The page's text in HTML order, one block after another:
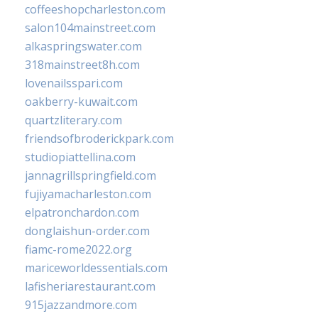
coffeeshopcharleston.com
salon104mainstreet.com
alkaspringswater.com
318mainstreet8h.com
lovenailsspari.com
oakberry-kuwait.com
quartzliterary.com
friendsofbroderickpark.com
studiopiattellina.com
jannagrillspringfield.com
fujiyamacharleston.com
elpatronchardon.com
donglaishun-order.com
fiamc-rome2022.org
mariceworldessentials.com
lafisheriarestaurant.com
915jazzandmore.com